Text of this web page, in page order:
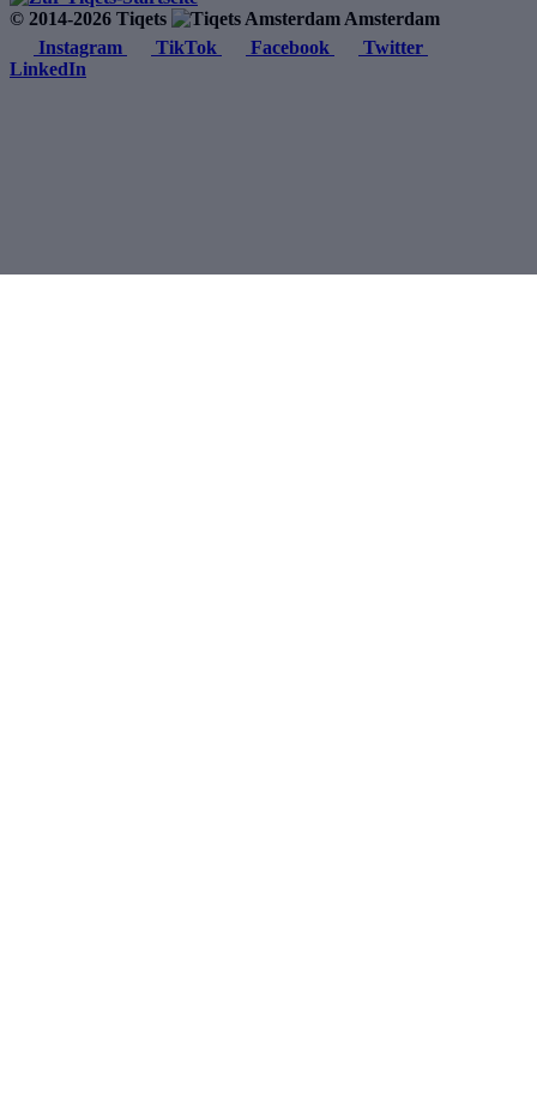
© 2014-2026 Tiqets
Amsterdam
Instagram
TikTok Facebook
Twitter
LinkedIn